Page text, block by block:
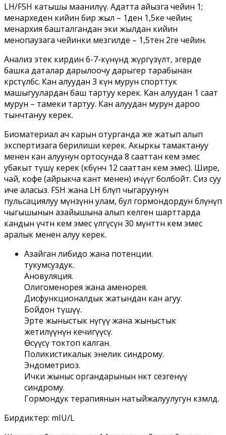
LH/FSH катышы маанилүү. Адатта айызга чейин 1;
менархеден кийин бир жыл – 1ден 1,5ке чейин;
менархия башталгандан эки жылдан кийин
менопаузага чейинки мезгилде – 1,5тен 2ге чейин.
Анализ этек кирдин 6-7-күнүндө жүргүзүлөт, эгерде
башка даталар дарылоочу дарыгер тарабынан
көрсөтүлбөсө. Кан алуудан 3 күн мурун спорттук
машыгуулардан баш тартуу керек. Кан алуудан 1 саат
мурун – тамеки тартуу. Кан алуудан мурун дароо
тынчтануу керек.
Биоматериал ач карын отурганда же жатып алып
экспертизага берилиши керек. Акыркы тамактануу
менен кан алуунун ортосунда 8 сааттан кем эмес
убакыт өтүшү керек (көбүнчө 12 сааттан кем эмес). Шире,
чай, кофе (айрыкча кант менен) ичүүгө болбойт. Сиз суу
иче аласыз. FSH жана LH бөлүп чыгаруунун
пульсациялуу мүнөзүнөн улам, бул гормондордун бөлүнүп
чыгышынын азайышына алып келген шарттарда
кандын үчтөн кем эмес үлгүсүн 30 мүнөттөн кем эмес
аралык менен алуу керек.
Азайган либидо жана потенции.
тукумсуздук.
Ановуляция.
Олигоменорея жана аменорея.
Дисфункционалдык жатындан кан агуу.
Бойдон түшүү.
Эрте жыныстык өнүгүү жана жыныстык
жетилүүнүн кечигүүсү.
Өсүүсү токтоп калган.
Поликистикалык энелик синдрому.
Эндометриоз.
Ички жыныс органдарынын өнөкөт сезгенүү
синдрому.
Гормондук терапиянын натыйжалуулугун көзөмөлдөө.
Бирдиктер: mIU/L